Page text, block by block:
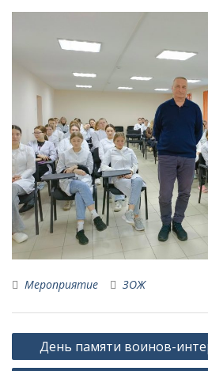
Мероприятие ЗОЖ
Навигация
по
День памяти воинов-